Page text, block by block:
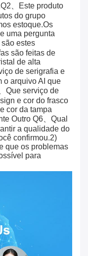
、Este produto
do grupo
estoque.Os
uma pergunta
estes
são feitas de
de alta
de serigrafia e
o arquivo AI que
Que serviço de
e cor do frasco
cor da tampa
Outro Q6、Qual
a qualidade do
confirmou.2)
que os problemas
para